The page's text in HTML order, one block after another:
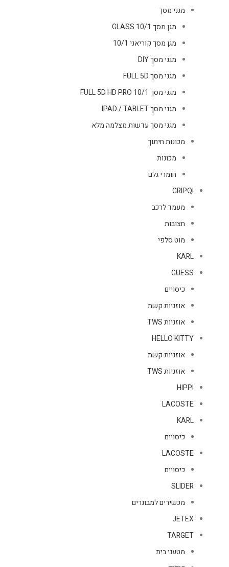
מגני מסך
מגן מסך GLASS 10/1
מגן מסך קוריאני 10/1
מגני מסך DIY
מגני מסך FULL 5D
מגני מסך FULL 5D HD PRO 10/1
מגני מסך IPAD / TABLET
מגני מסך עדשות מצלמה מלא
מכונות חיתוך
מכונות
חומרי גלם
GRIPQI
מעמד לרכב
חצובות
מוט סלפי
KARL
GUESS
כיסויים
אוזניות קשת
אוזניות TWS
HELLO KITTY
אוזניות קשת
אוזניות TWS
HIPPI
LACOSTE
KARL
כיסויים
LACOSTE
כיסויים
SLIDER
מכשירים למבוגרים
JETEX
TARGET
מטעני בית